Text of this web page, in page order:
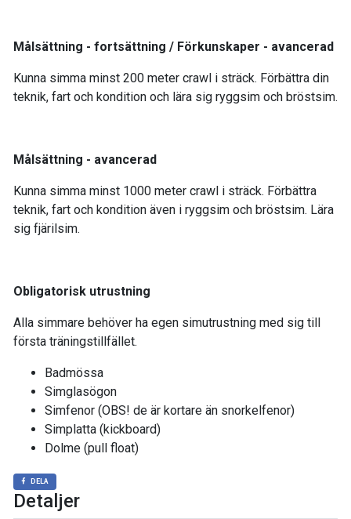
Målsättning - fortsättning / Förkunskaper - avancerad
Kunna simma minst 200 meter crawl i sträck. Förbättra din
teknik, fart och kondition och lära sig ryggsim och bröstsim.
Målsättning - avancerad
Kunna simma minst 1000 meter crawl i sträck. Förbättra
teknik, fart och kondition även i ryggsim och bröstsim. Lära
sig fjärilsim.
Obligatorisk utrustning
Alla simmare behöver ha egen simutrustning med sig till
första träningstillfället.
Badmössa
Simglasögon
Simfenor (OBS! de är kortare än snorkelfenor)
Simplatta (kickboard)
Dolme (pull float)
DELA
Detaljer